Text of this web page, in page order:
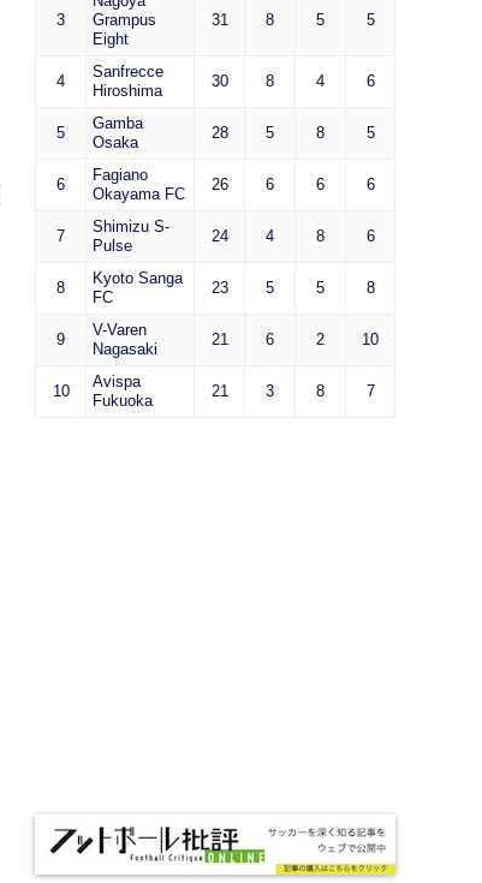
3
Grampus
Eight
31 8 5 5
4
Sanfrecce
Hiroshima
30 8 4 6
5
Gamba
Osaka
28 5 8 5
6
Fagiano
Okayama FC
26 6 6 6
7
Shimizu S-
Pulse
24 4 8 6
8
Kyoto Sanga
FC
23 5 5 8
9
V-Varen
Nagasaki
21 6 2 10
10
Avispa
Fukuoka
21 3 8 7